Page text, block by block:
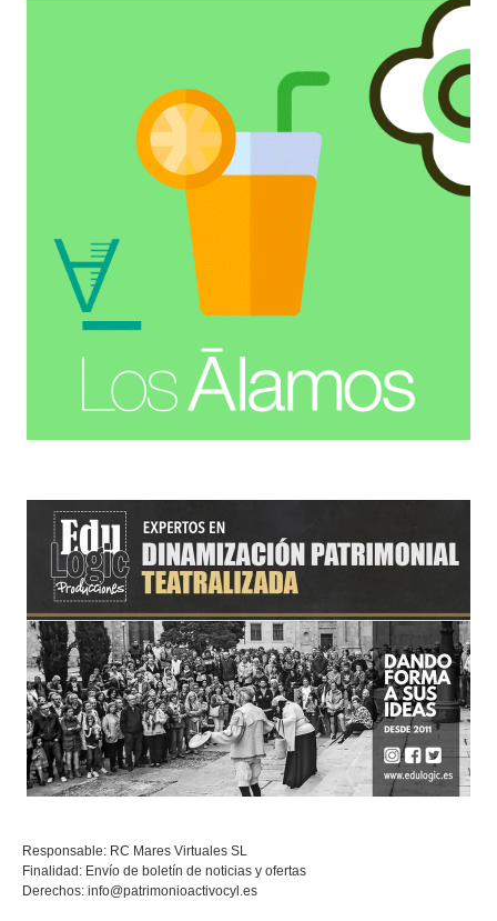
Responsable: RC Mares Virtuales SL
Finalidad: Envío de boletín de noticias y ofertas
Derechos: info@patrimonioactivocyl.es